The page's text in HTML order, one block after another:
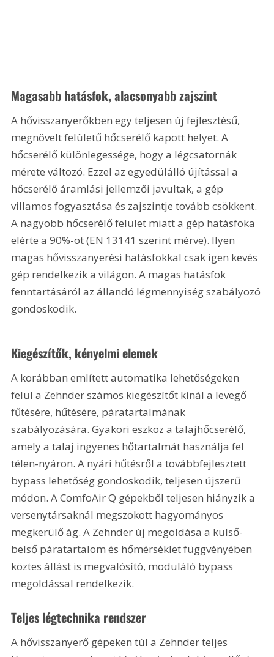
Magasabb hatásfok, alacsonyabb zajszint
A hővisszanyerőkben egy teljesen új fejlesztésű,
megnövelt felületű hőcserélő kapott helyet. A
hőcserélő különlegessége, hogy a légcsatornák
mérete változó. Ezzel az egyedülálló újítással a
hőcserélő áramlási jellemzői javultak, a gép
villamos fogyasztása és zajszintje tovább csökkent.
A nagyobb hőcserélő felület miatt a gép hatásfoka
elérte a 90%-ot (EN 13141 szerint mérve). Ilyen
magas hővisszanyerési hatásfokkal csak igen kevés
gép rendelkezik a világon. A magas hatásfok
fenntartásáról az állandó légmennyiség szabályozó
gondoskodik.
Kiegészítők, kényelmi elemek
A korábban említett automatika lehetőségeken
felül a Zehnder számos kiegészítőt kínál a levegő
fűtésére, hűtésére, páratartalmának
szabályozására. Gyakori eszköz a talajhőcserélő,
amely a talaj ingyenes hőtartalmát használja fel
télen-nyáron. A nyári hűtésről a továbbfejlesztett
bypass lehetőség gondoskodik, teljesen újszerű
módon. A ComfoAir Q gépekből teljesen hiányzik a
versenytársaknál megszokott hagyományos
megkerülő ág. A Zehnder új megoldása a külső-
belső páratartalom és hőmérséklet függvényében
köztes állást is megvalósító, moduláló bypass
megoldással rendelkezik.
Teljes légtechnika rendszer
A hővisszanyerő gépeken túl a Zehnder teljes